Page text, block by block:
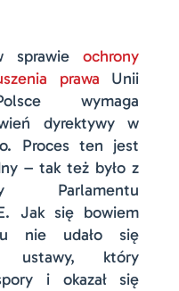
sprawieochrony
prawa Unii
wymaga
dyrektywy w
Proces ten jest
– tak też było z
Parlamentu
Jak się bowiem
nie udało się
ustawy, który
i okazał się